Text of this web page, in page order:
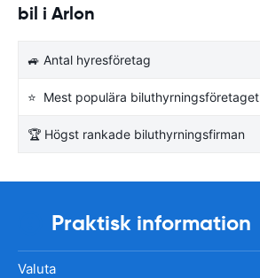
bil i Arlon
🚙 Antal hyresföretag
⭐ Mest populära biluthyrningsföretaget
🏆 Högst rankade biluthyrningsfirman
Praktisk information
Valuta